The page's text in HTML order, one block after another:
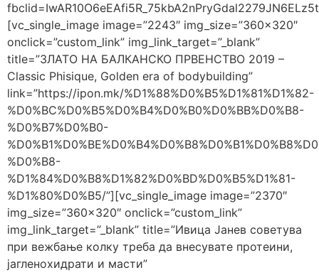
[vc_single_image image=”2243″ img_size=”360×320″
onclick=”custom_link” img_link_target=”_blank”
title=”ЗЛАТО НА БАЛКАНСКО ПРВЕНСТВО 2019 –
Classic Phisique, Golden era of bodybuilding”
link=”https://ipon.mk/%D1%88%D0%B5%D1%81%D1%82-
%D0%BC%D0%B5%D0%B4%D0%B0%D0%BB%D0%B8-
%D0%B7%D0%B0-
%D0%B8-
%D1%84%D0%B8%D1%82%D0%BD%D0%B5%D1%81-
%D1%80%D0%B5/”][vc_single_image image=”2370″
img_size=”360×320″ onclick=”custom_link”
img_link_target=”_blank” title=”Ивица Јанев советува
при вежбање колку треба да внесувате протеини,
јагленохидрати и масти”